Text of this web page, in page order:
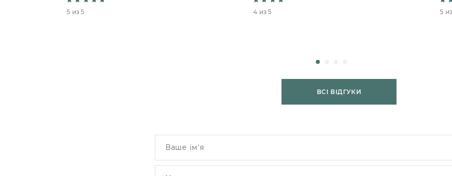
5 из 5 4 из 5 5
ВСІ ВІДГУКИ